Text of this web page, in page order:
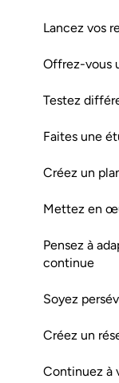
Lancez vos
Offrez-vous
Testez
Faites une
Créez un
Mettez en
Pensez à
continue
Soyez
Créez un
Continuez à